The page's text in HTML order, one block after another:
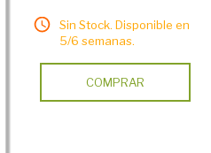
Sin Stock. Disponible en
5/6 semanas.
COMPRAR